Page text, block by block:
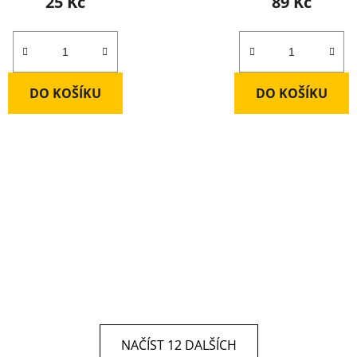
DO KOŠÍKU DO KOŠÍKU
NAČÍST 12 DALŠÍCH